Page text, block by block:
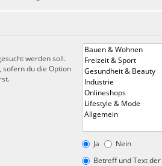
werden soll.
du die Option
Ja
Nein
Betreff und Text